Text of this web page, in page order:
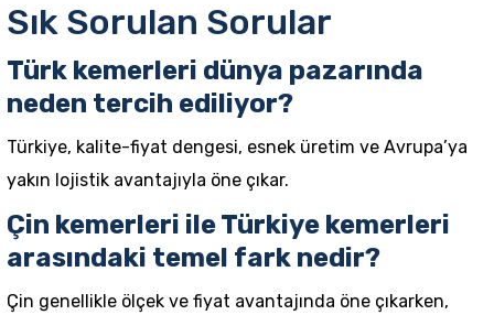
Sık Sorulan Sorular
Türk kemerleri dünya pazarında
neden tercih ediliyor?
Türkiye, kalite-fiyat dengesi, esnek üretim ve Avrupa’ya
yakın lojistik avantajıyla öne çıkar.
Çin kemerleri ile Türkiye kemerleri
arasındaki temel fark nedir?
Çin genellikle ölçek ve fiyat avantajında öne çıkarken,